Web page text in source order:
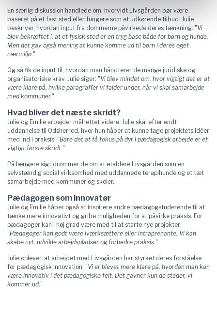
En særlig diskussion handlede om, hvorvidt Livsgården bør være
baseret på et fast sted eller fungere som et udkørende tilbud. Julie
beskriver, hvordan input fra dommerne påvirkede deres tænkning: "Vi
blev bekræftet i, at et fysisk sted er en tryg base både for børn og hunde.
Men det gav også mening at kunne komme ud til børn i deres eget
nærmiljø."
Og så fik de input til, hvordan man håndterer de mange juridiske og
organisatoriske krav. Julie siger: "Vi blev mindet om, hvor vigtigt det er at
være klare på, hvilke paragraffer vi falder under, når vi skal samarbejde
med kommuner."
Hvad bliver det næste skridt?
Julie og Emilie arbejder målrettet videre. Julie skal efter endt
uddannelse til Odsherred, hvor hun håber at kunne tage projektets idéer
med ind i praksis: "Bare det at få fokus på dyr i pædagogisk arbejde er et
vigtigt første skridt."
På længere sigt drømmer de om at etablere Livsgården som en
selvstændig social virksomhed med uddannede terapihunde og et tæt
samarbejde med kommuner og skoler.
Pædagogen som innovatør
Julie og Emilie håber også at inspirere andre pædagogstuderende til at
tænke mere innovativt og gribe muligheden for at påvirke praksis. For
pædagoger kan i høj grad være med til at starte nye projekter:
"Pædagoger kan godt være iværksættere eller intraprenante. Vi kan
skabe nyt, udvikle arbejdspladser og forbedre praksis."
Julie oplever, at arbejdet med Livsgården har styrket deres forståelse
for pædagogisk innovation: "Vi er blevet mere klare på, hvordan man kan
være innovativ i det pædagogiske felt. Det gavner kun de steder, vi
kommer ud."